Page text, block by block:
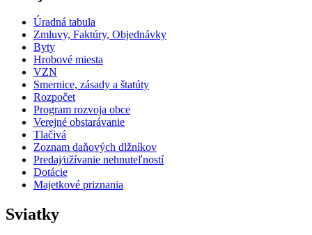
Úradná tabula
Zmluvy, Faktúry, Objednávky
Byty
Hrobové miesta
VZN
Smernice, zásady a štatúty
Rozpočet
Program rozvoja obce
Verejné obstarávanie
Tlačivá
Zoznam daňových dlžníkov
Predaj⁄užívanie nehnuteľností
Dotácie
Majetkové priznania
Sviatky